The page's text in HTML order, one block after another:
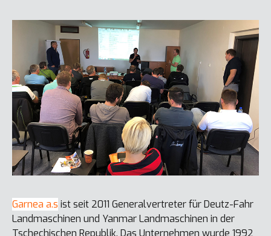
Garnea a.s ist seit 2011 Generalvertreter für Deutz-Fahr
Landmaschinen und Yanmar Landmaschinen in der
Tschechischen Republik. Das Unternehmen wurde 1992